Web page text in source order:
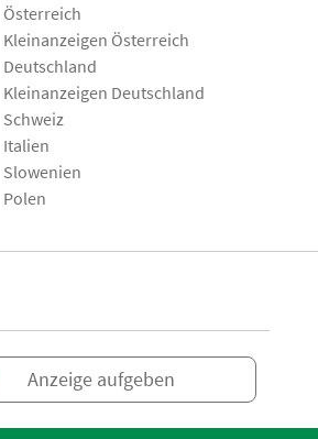
Österreich
Kleinanzeigen Österreich
Deutschland
Kleinanzeigen Deutschland
Schweiz
Italien
Slowenien
Polen
Anzeige aufgeben